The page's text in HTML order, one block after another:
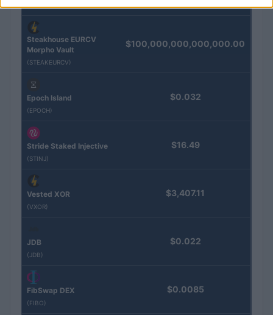
Steakhouse EURCV
Morpho Vault
(STEAKEURCV)
$100,000,000,000,000.00
Epoch Island
(EPOCH)
$0.032
Stride Staked Injective
(STINJ)
$16.49
Vested XOR
(VXOR)
$3,407.11
JDB
(JDB)
$0.022
FibSwap DEX
(FIBO)
$0.0085